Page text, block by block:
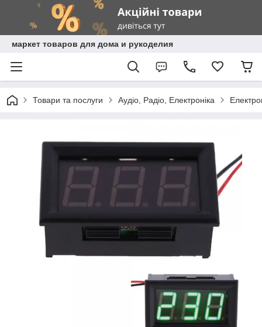
маркет товаров для дома и рукоделия
Товари та послуги Аудіо, Радіо, Електроніка